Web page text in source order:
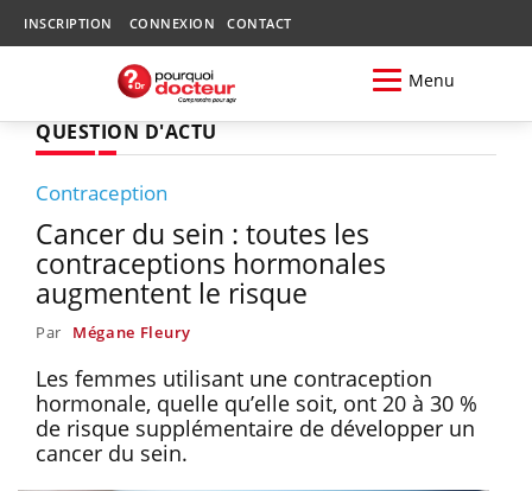
INSCRIPTION CONNEXION CONTACT
Menu
QUESTION D'ACTU
Contraception
Cancer du sein : toutes les
contraceptions hormonales
augmentent le risque
Par Mégane Fleury
Les femmes utilisant une contraception
hormonale, quelle qu’elle soit, ont 20 à 30 %
de risque supplémentaire de développer un
cancer du sein.